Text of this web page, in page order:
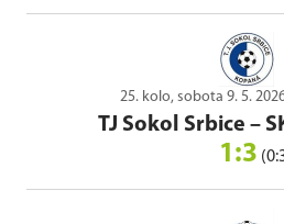
25. kolo, sobota 9. 5.
TJ Sokol Srbice –
1:3